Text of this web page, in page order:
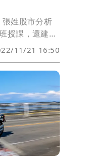
張姓股市分析
授課，還建立
會員收費提供
未取得主管機
問業務，涉犯
被法辦，台北
得主管機關許
之前的過失坦
起訴，命他在
公庫。
11/21 16:50